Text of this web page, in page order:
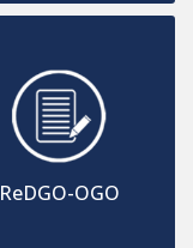
ReDGO-OGO